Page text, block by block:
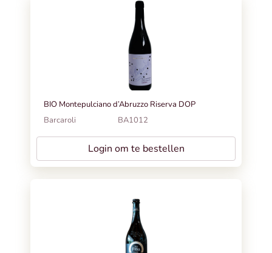
BIO Montepulciano d’Abruzzo Riserva DOP
Barcaroli
BA1012
Login om te bestellen